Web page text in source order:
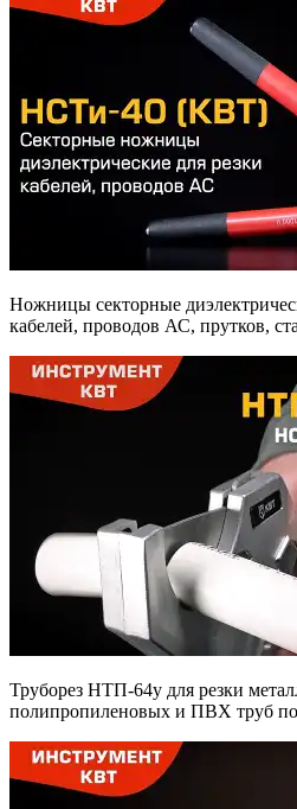
Ножницы секторные
кабелей, проводов АС, прутков,
Труборез НТП-64у для резки
полипропиленовых и ПВХ труб